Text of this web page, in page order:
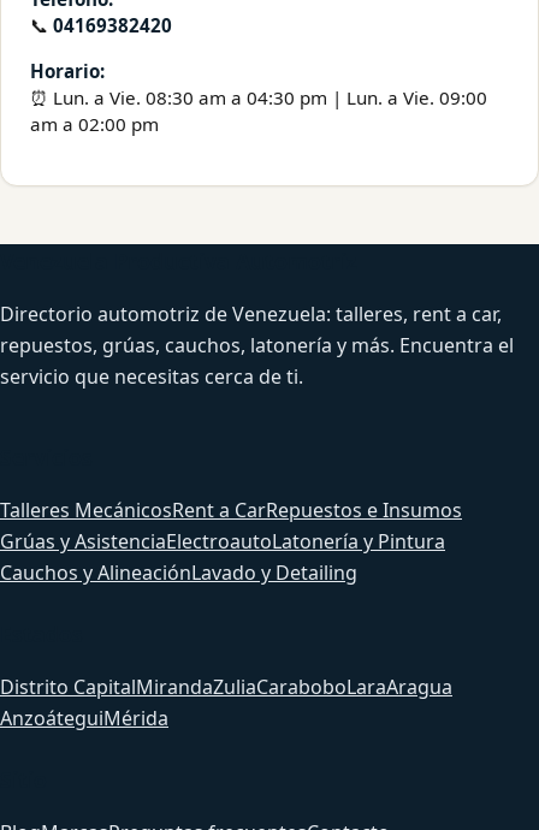
📞 04169382420
Horario:
⏰ Lun. a Vie. 08:30 am a 04:30 pm | Lun. a Vie. 09:00
am a 02:00 pm
Directorio automotriz de Venezuela: talleres, rent a car,
repuestos, grúas, cauchos, latonería y más. Encuentra el
servicio que necesitas cerca de ti.
Talleres MecánicosRent a CarRepuestos e Insumos
Grúas y AsistenciaElectroautoLatonería y Pintura
Cauchos y AlineaciónLavado y Detailing
Distrito CapitalMirandaZuliaCaraboboLaraAragua
AnzoáteguiMérida